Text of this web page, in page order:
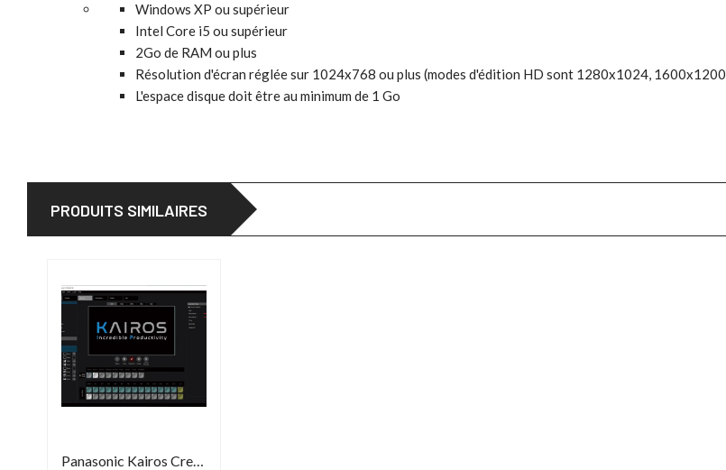
Windows XP ou supérieur
Intel Core i5 ou supérieur
2Go de RAM ou plus
Résolution d'écran réglée sur 1024x768 ou plus (modes d'édition HD sont 1280x1024,
L'espace disque doit être au minimum de 1 Go
PRODUITS SIMILAIRES
Panasonic Kairos Creator